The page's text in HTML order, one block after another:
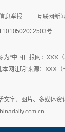
息举报 互联网新
号
为“中国日报网：XXX
网注明“来源：XXX
文字、图片、多媒体